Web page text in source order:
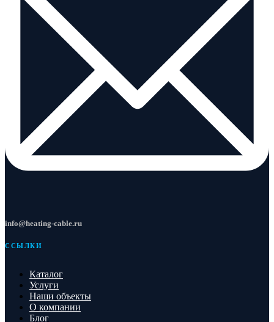
info@heating-cable.ru
ССЫЛКИ
Каталог
Услуги
Наши объекты
О компании
Блог